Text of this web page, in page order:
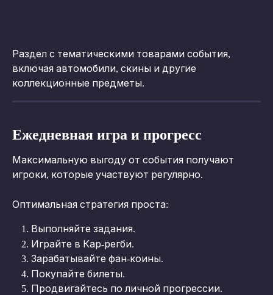
Раздел с тематическими товарами события,
включая автомобили, скины и другие
коллекционные предметы.
Ежедневная игра и прогресс
Максимальную выгоду от события получают
игроки, которые участвуют регулярно.
Оптимальная стратегия проста:
Выполняйте задания.
Играйте в Кар-регби.
Зарабатывайте фан-коины.
Покупайте билеты.
Продвигайтесь по личной прогрессии.